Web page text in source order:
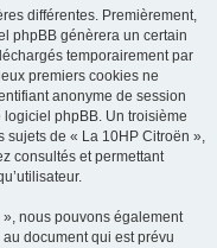
différentes. Premièrement,
phpBB génèrera un certain
temporairement par
premiers cookies ne
anonyme de session
phpBB. Un troisième
sujets de « La 10HP Citroën »,
consultés et permettant
nous pouvons également
document qui est prévu